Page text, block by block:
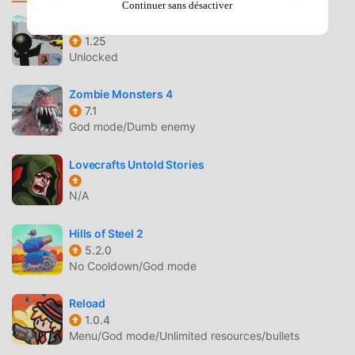
Glasses. In addition to the above models, it is possible to
use the virtual reality headset and 3D / VR glasses of other
samples and manufacturers.VR games free trialThe app
implements a freemium system. During the whole trial
period, you can play absolutely free! If you like the app,
register a promotion code or purchase the app to use the
application to the fullest and get unlimited access to it. To
do this, just go through a quick registration in Fibrum
Platform.Fibrum VRDo you want to know more about
Fibrum VR applications? Install and try our most popular
3D virtual reality games (VRgames). Select one of the
three-dimensional races, breathtaking rides, colorful and
hilarious adventures as well as horrors of zombie
apocalypse. We have a 360 VR experience for every taste!
SPACE STALKER VR INTRODUCTION
Space Stalker VR En tant que jeu action très populaire
1.25
Unlocked
Zombie Monsters 4
7.1
God mode/Dumb enemy
Lovecrafts Untold Stories
N/A
Hills of Steel 2
5.2.0
No Cooldown/God mode
Reload
1.0.4
Menu/God mode/Unlimited resources/bullets
Continuer sans désactiver